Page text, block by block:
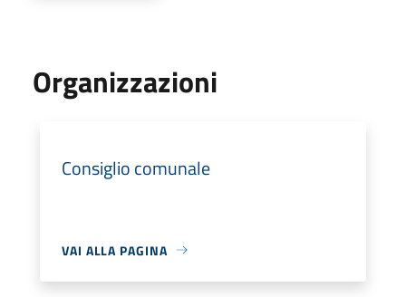
Organizzazioni
Consiglio comunale
VAI ALLA PAGINA